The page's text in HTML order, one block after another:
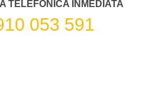
TELEFÓNICA INMEDIATA
053 591